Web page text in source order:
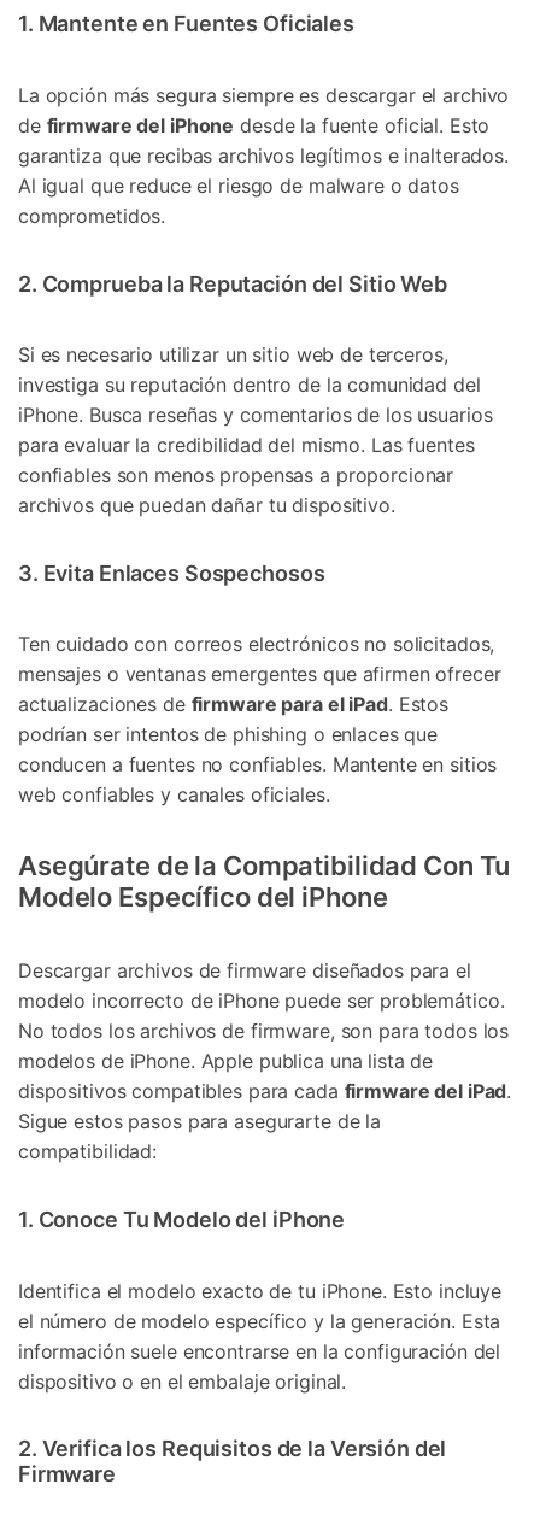
1. Mantente en Fuentes Oficiales
La opción más segura siempre es descargar el archivo
de firmware del iPhone desde la fuente oficial. Esto
garantiza que recibas archivos legítimos e inalterados.
Al igual que reduce el riesgo de malware o datos
comprometidos.
2. Comprueba la Reputación del Sitio Web
Si es necesario utilizar un sitio web de terceros,
investiga su reputación dentro de la comunidad del
iPhone. Busca reseñas y comentarios de los usuarios
para evaluar la credibilidad del mismo. Las fuentes
confiables son menos propensas a proporcionar
archivos que puedan dañar tu dispositivo.
3. Evita Enlaces Sospechosos
Ten cuidado con correos electrónicos no solicitados,
mensajes o ventanas emergentes que afirmen ofrecer
actualizaciones de firmware para el iPad. Estos
podrían ser intentos de phishing o enlaces que
conducen a fuentes no confiables. Mantente en sitios
web confiables y canales oficiales.
Asegúrate de la Compatibilidad Con Tu
Modelo Específico del iPhone
Descargar archivos de firmware diseñados para el
modelo incorrecto de iPhone puede ser problemático.
No todos los archivos de firmware, son para todos los
modelos de iPhone. Apple publica una lista de
dispositivos compatibles para cada firmware del iPad.
Sigue estos pasos para asegurarte de la
compatibilidad:
1. Conoce Tu Modelo del iPhone
Identifica el modelo exacto de tu iPhone. Esto incluye
el número de modelo específico y la generación. Esta
información suele encontrarse en la configuración del
dispositivo o en el embalaje original.
2. Verifica los Requisitos de la Versión del
Firmware